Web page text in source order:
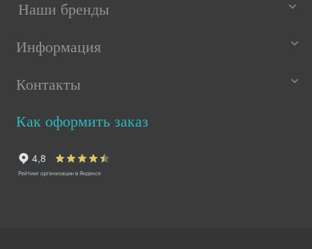
Наши бренды
Информация
Контакты
Как оформить заказ